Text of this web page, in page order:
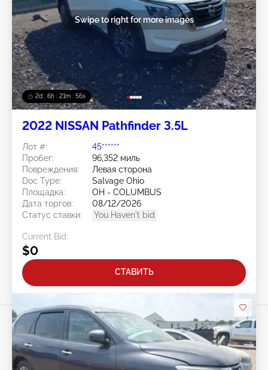
2d : 6h : 21m : 53s
Swipe to right for more images
2022 NISSAN Pathfinder 3.5L
Лот #:
45******
Пробег:
96,352 миль
Повреждения:
Левая сторона
Doc Type:
Salvage Ohio
Площадка:
OH - COLUMBUS
Дата торгов:
08/12/2026
Статус ставки:
You Haven't bid
Current Bid:
$0
СТАВИТЬ